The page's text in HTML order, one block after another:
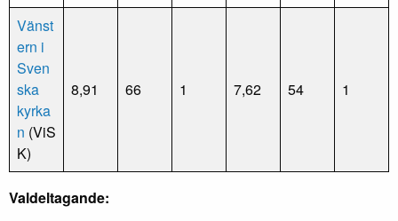
Vänst
ern i
Sven
ska
kyrka
n (ViS
K)
8,91 66 1 7,62 54 1
Valdeltagande: